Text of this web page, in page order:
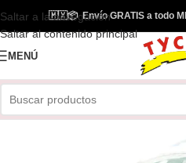
Saltar a la navegación
Saltar al contenido principal
🇲🇽📦Envío GRATIS a todo
MENÚ